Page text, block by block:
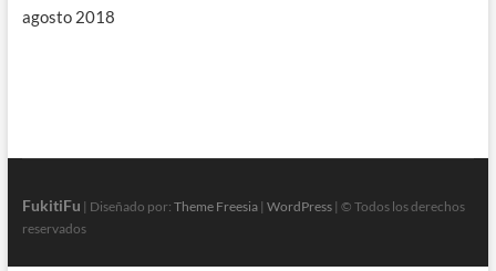
agosto 2018
FukitiFu | Diseñado por: Theme Freesia| WordPress| © Todos los derechos
reservados